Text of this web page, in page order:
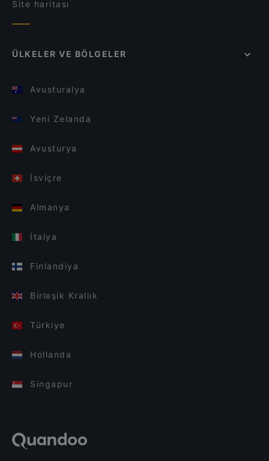
Site haritası
ÜLKELER VE BÖLGELER
Avusturalya
Yeni Zelanda
Avusturya
İsviçre
Almanya
İtalya
Finlandiya
Birleşik Krallık
Türkiye
Hollanda
Singapur